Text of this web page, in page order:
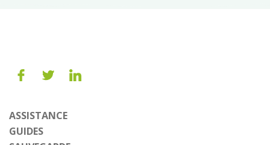
ASSISTANCE
GUIDES